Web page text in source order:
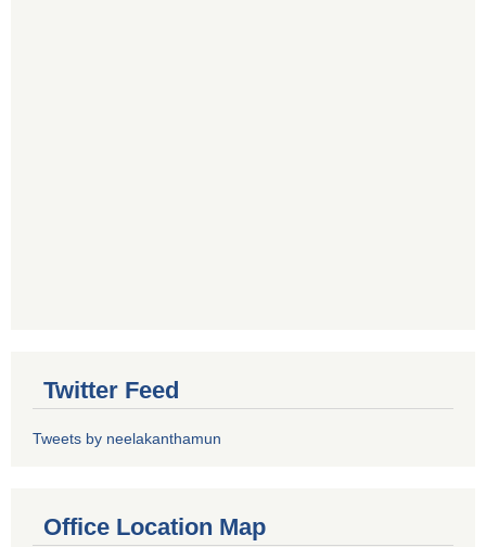
Twitter Feed
Tweets by neelakanthamun
Office Location Map